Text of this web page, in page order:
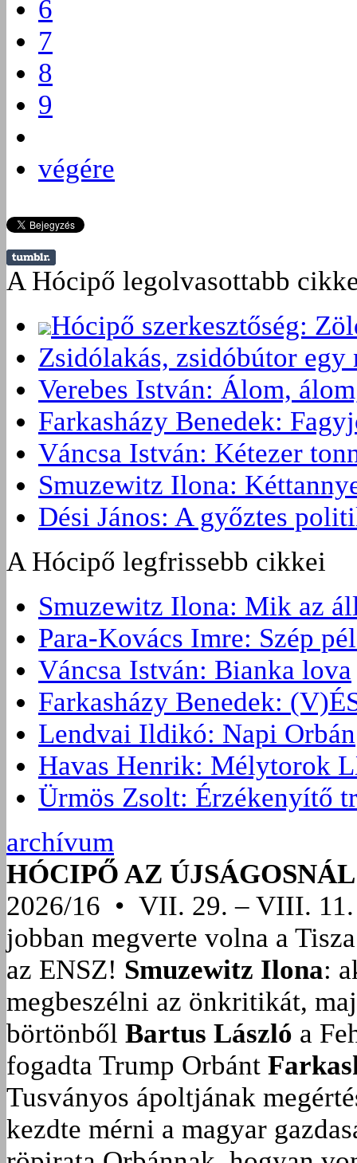
6
7
8
9
végére
A Hócipő legolvasottabb
Hócipő szerkesztőség:
Zsidólakás, zsidóbútor
Verebes István: Álom,
Farkasházy Benedek:
Váncsa István: Kétezer
Smuzewitz Ilona:
Dési János: A győztes
A Hócipő legfrissebb cikkei
Smuzewitz Ilona: Mik az
Para-Kovács Imre: Szép
Váncsa István: Bianka lova
Farkasházy Benedek:
Lendvai Ildikó: Napi Orbán
Havas Henrik: Mélytorok
Ürmös Zsolt: Érzékenyítő
archívum
HÓCIPŐ AZ ÚJSÁGOSNÁL
2026/16 • VII. 29. – VIII. 11.
jobban megverte volna a
az ENSZ! Smuzewitz Ilona:
megbeszélni az önkritikát,
börtönből Bartus László a
fogadta Trump Orbánt
Tusványos ápoltjának
kezdte mérni a magyar